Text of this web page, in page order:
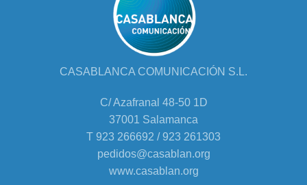
CASABLANCA COMUNICACIÓN S.L.
C/ Azafranal 48-50 1D
37001 Salamanca
T 923 266692 / 923 261303
pedidos@casablan.org
www.casablan.org